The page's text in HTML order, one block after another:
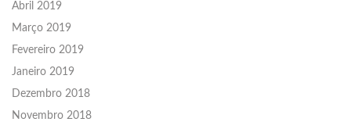
Abril 2019
Março 2019
Fevereiro 2019
Janeiro 2019
Dezembro 2018
Novembro 2018